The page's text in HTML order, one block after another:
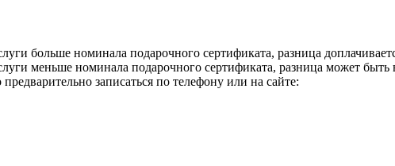
больше номинала подарочного сертификата, разница
меньше номинала подарочного сертификата, разница может быть
записаться по телефону или на сайте: